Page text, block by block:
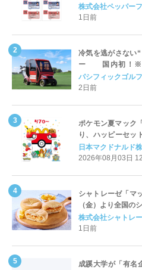
対応についてのご
株式会社ペッパー
1日前
冷気を逃がさない
ー 国内初！※オ
Cart（エアコン
パシフィックゴル
2日前
ポケモン夏マック
り、ハッピーセッ
定登場
日本マクドナルド
2026年08月03日
シャトレーゼ「マ
（金）より全国の
株式会社シャトレ
1日前
成蹊大学が「有名